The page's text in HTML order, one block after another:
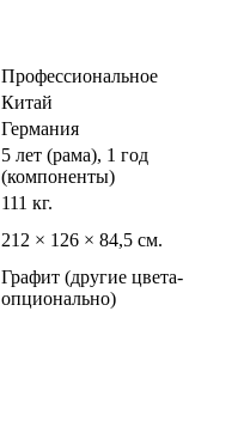
Профессиональное
Китай
Германия
5 лет (рама), 1 год
(компоненты)
111 кг.
212 × 126 × 84,5 см.
Графит (другие цвета-
опционально)